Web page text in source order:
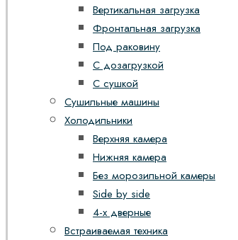
Вертикальная загрузка
Фронтальная загрузка
Под раковину
С дозагрузкой
С сушкой
Сушильные машины
Холодильники
Верхняя камера
Нижняя камера
Без морозильной камеры
Side by side
4-х дверные
Встраиваемая техника